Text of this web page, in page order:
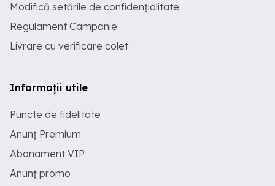
Modifică setările de confidențialitate
Regulament Campanie
Livrare cu verificare colet
Informații utile
Puncte de fidelitate
Anunț Premium
Abonament VIP
Anunț promo